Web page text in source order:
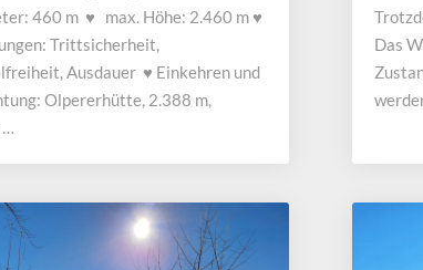
460 m ♥ max. Höhe: 2.460 m ♥
Trittsicherheit,
Ausdauer ♥ Einkehren und
Olpererhütte, 2.388 m,
…
Das